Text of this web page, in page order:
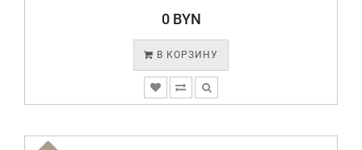
0 BYN
В КОРЗИНУ